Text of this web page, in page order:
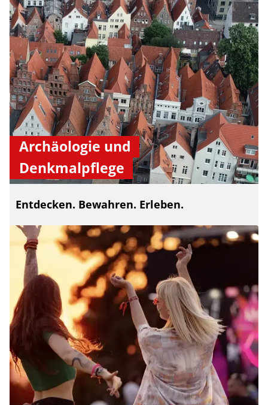
Archäologie und
Denkmalpflege
Entdecken. Bewahren. Erleben.